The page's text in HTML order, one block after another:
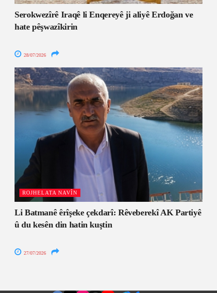
Serokwezîrê Iraqê li Enqereyê ji aliyê Erdoğan ve
hate pêşwazîkirin
28/07/2026
ROJHELATA NAVÎN
Li Batmanê êrîşeke çekdarî: Rêveberekî AK Partiyê
û du kesên din hatin kuştin
27/07/2026